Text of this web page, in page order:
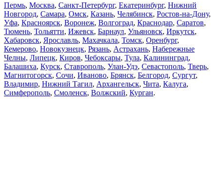
Пермь, Москва, Санкт-Петербург, Екатеринбург, Нижний
Новгород, Самара, Омск, Казань, Челябинск, Ростов-на-Дону,
Уфа, Красноярск, Воронеж, Волгоград, Краснодар, Саратов,
Тюмень, Тольятти, Ижевск, Барнаул, Ульяновск, Иркутск,
Хабаровск, Ярославль, Махачкала, Томск, Оренбург,
Кемерово, Новокузнецк, Рязань, Астрахань, Набережные
Челны, Липецк, Киров, Чебоксары, Тула, Калининград,
Балашиха, Курск, Ставрополь, Улан-Удэ, Севастополь, Тверь,
Магнитогорск, Сочи, Иваново, Брянск, Белгород, Сургут,
Владимир, Нижний Тагил, Архангельск, Чита, Калуга,
Симферополь, Смоленск, Волжский, Курган.